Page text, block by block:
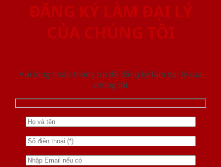
ĐĂNG KÝ LÀM ĐẠI LÝ
CỦA CHÚNG TÔI
Vui lòng nhập thông tin để đăng ký làm đại lý của
chúng tôi